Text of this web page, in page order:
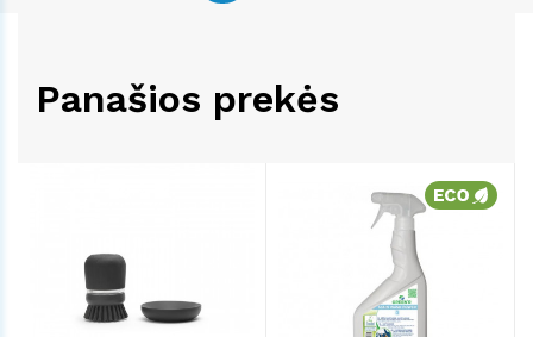
Panašios prekės